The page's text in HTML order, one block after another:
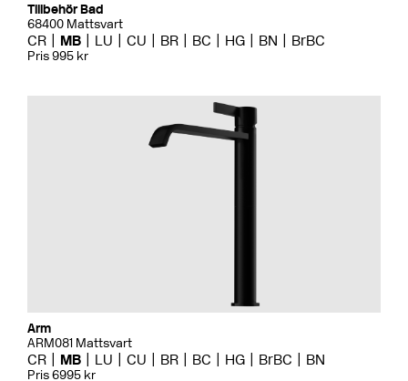
Tillbehör Bad
68400 Mattsvart
CR MB LU CU BR BC HG BN BrBC
Pris 995 kr
Arm
ARM081 Mattsvart
CR MB LU CU BR BC HG BrBC BN
Pris 6995 kr